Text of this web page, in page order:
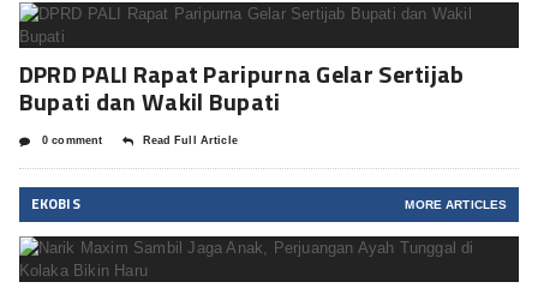
DPRD PALI Rapat Paripurna Gelar Sertijab
Bupati dan Wakil Bupati
0 comment Read Full Article
EKOBIS MORE ARTICLES